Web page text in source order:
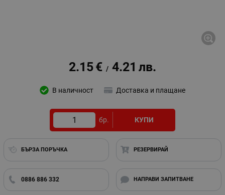
2.15€ / 4.21 лв.
В наличност Доставка и плащане
бр. КУПИ
БЪРЗА ПОРЪЧКА РЕЗЕРВИРАЙ
0886 886 332 НАПРАВИ ЗАПИТВАНЕ